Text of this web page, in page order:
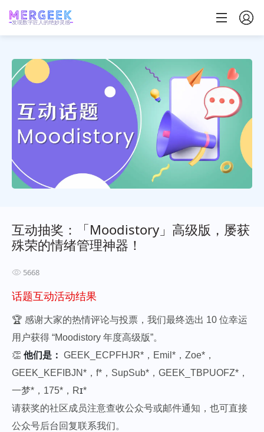
发现数字匠人的绝妙灵感
互动抽奖：「Moodistory」高级版，屡获
殊荣的情绪管理神器！
5668
话题互动活动结果
🏆 感谢大家的热情评论与投票，我们最终选出 10 位幸运
用户获得 “Moodistory 年度高级版”。
👏 他们是： GEEK_ECPFHJR*，Emil*，Zoe*，
GEEK_KEFIBJN*，f*，SupSub*，GEEK_TBPUOFZ*，
一梦*，175*，Rɪ*
请获奖的社区成员注意查收公众号或邮件通知，也可直接
公众号后台回复联系我们。